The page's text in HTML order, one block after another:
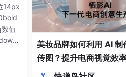
密钥
14px
值
美妆品牌如何利用 AI 制
传图？提升电商视觉效